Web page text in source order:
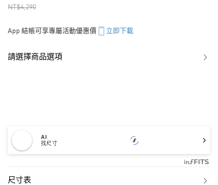
NT$4,290
App 結帳可享專屬活動優惠價 立即下載
請選擇商品選項
AI
找尺寸
尺寸表